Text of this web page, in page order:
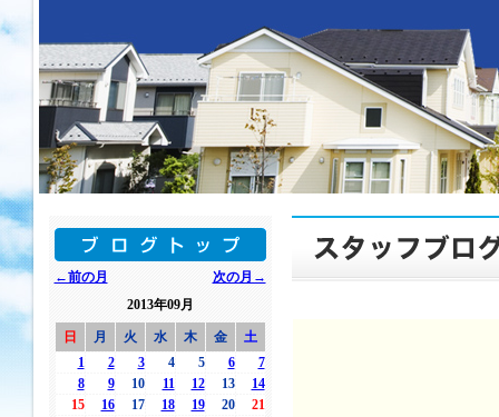
←前の月
次の月→
2013年09月
日 月 火 水 木 金
土
1
2 3 4 5 6
7
8
9 10 11 12 13
14
15
16 17 18 19 20
21